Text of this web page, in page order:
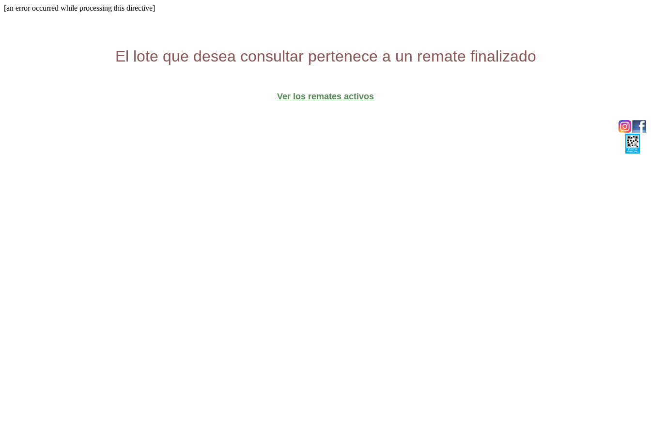
[an error occurred while processing this directive]
El lote que desea consultar pertenece a un remate finalizado
Ver los remates activos